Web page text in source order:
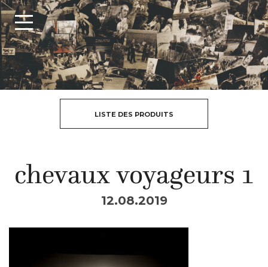
LISTE DES PRODUITS
chevaux voyageurs 1
12.08.2019